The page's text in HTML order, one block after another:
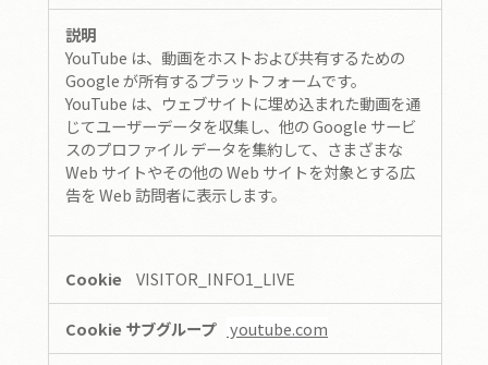
YouTube は、動画をホストおよび共有するための
Google が所有するプラットフォームです。
YouTube は、ウェブサイトに埋め込まれた動画を通
じてユーザーデータを収集し、他の Google サービ
スのプロファイル データを集約して、さまざまな
Web サイトやその他の Web サイトを対象とする広
告を Web 訪問者に表示します。
VISITOR_INFO1_LIVE
youtube.com